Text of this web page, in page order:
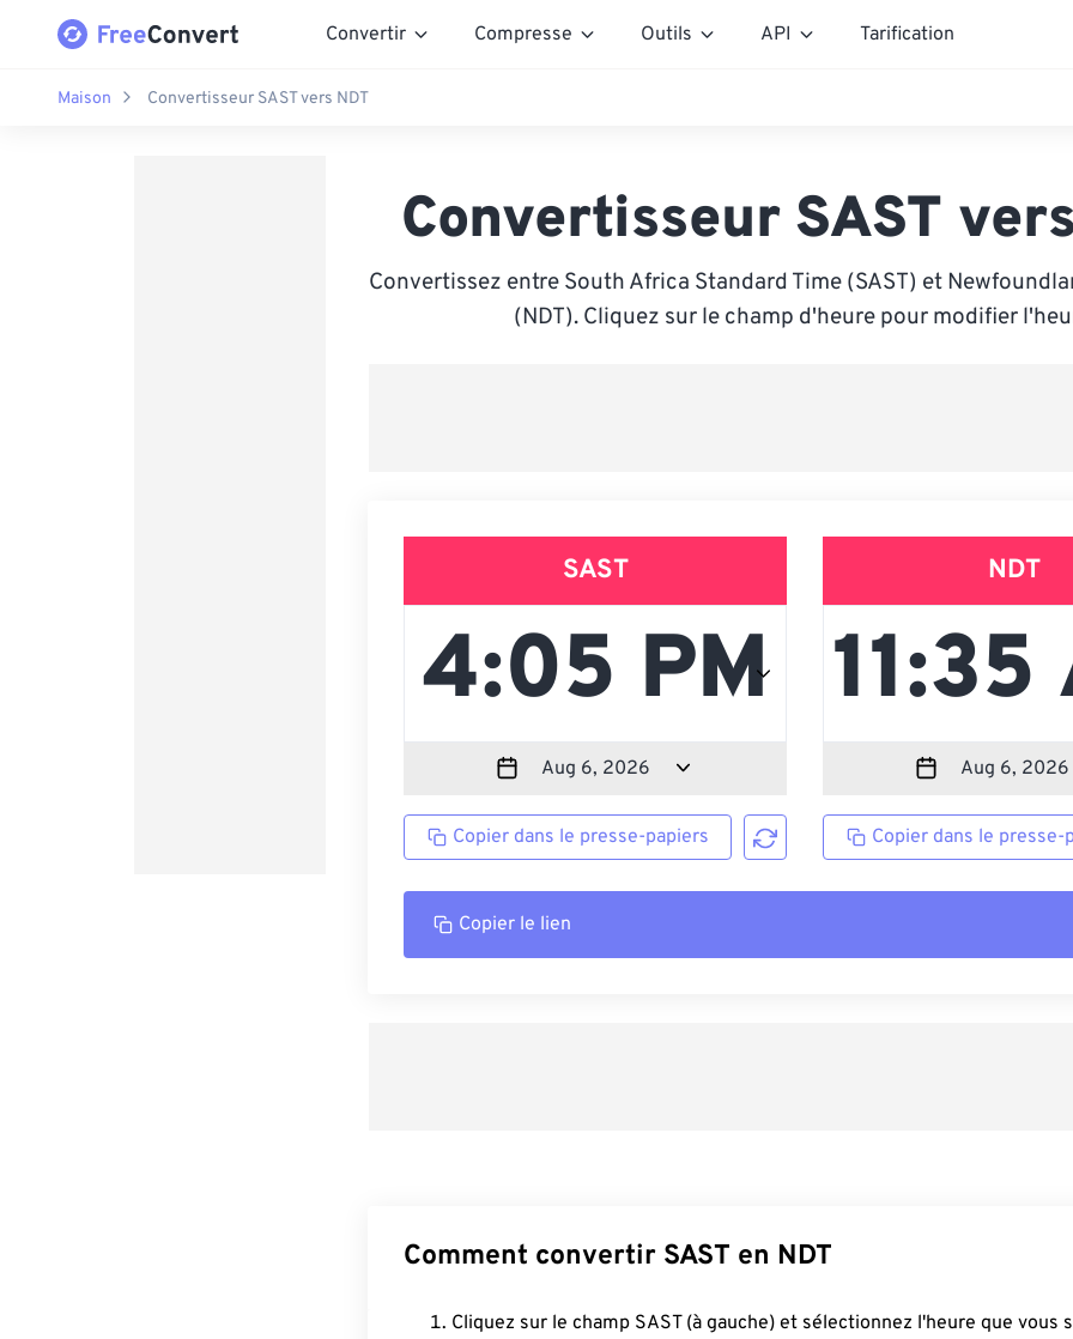
Convertir Compresse Outils API Tarification
Maison Convertisseur SAST vers NDT
Convertisseur SAST
Convertissez entre South Africa Standard Time (SAST) et
(NDT). Cliquez sur le champ d'heure pour modifier
SAST
Copier dans le presse-papiers
NDT
Copier dans le presse-
Copier le lien
Comment convertir SAST en NDT
Cliquez sur le champ SAST (à gauche) et sélectionnez l'heure que vous